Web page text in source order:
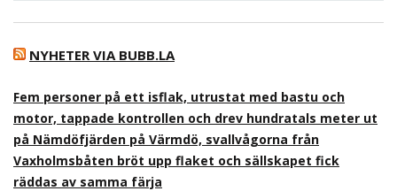
NYHETER VIA BUBB.LA
Fem personer på ett isflak, utrustat med bastu och
motor, tappade kontrollen och drev hundratals meter ut
på Nämdöfjärden på Värmdö, svallvågorna från
Vaxholmsbåten bröt upp flaket och sällskapet fick
räddas av samma färja